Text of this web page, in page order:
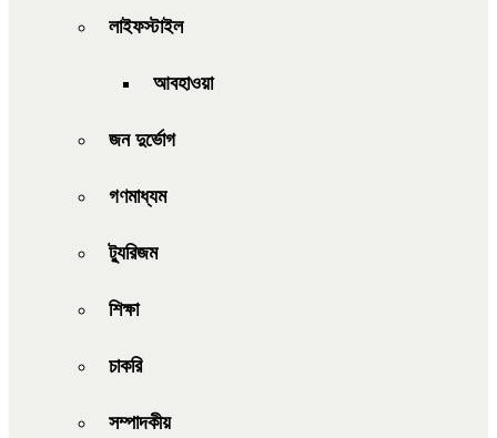
লাইফস্টাইল
আবহাওয়া
জন দুর্ভোগ
গণমাধ্যম
ট্যুরিজম
শিক্ষা
চাকরি
সম্পাদকীয়